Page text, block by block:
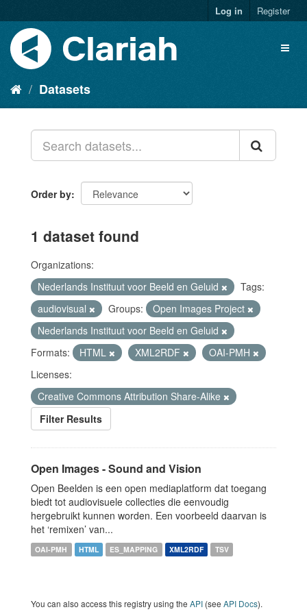
Log in Register
Datasets
Order by
1 dataset found
Organizations:
Nederlands Instituut voor Beeld en Geluid
Tags:
audiovisual
Groups:
Open Images Project
Nederlands Instituut voor Beeld en Geluid
Formats:
HTML XML2RDF
OAI-PMH
Licenses:
Creative Commons Attribution Share-Alike
Filter Results
Open Images - Sound and Vision
Open Beelden is een open mediaplatform dat toegang
biedt tot audiovisuele collecties die eenvoudig
hergebruikt kunnen worden. Een voorbeeld daarvan is
het ‘remixen’ van...
OAI-PMH HTML ES_MAPPING XML2RDF TSV
You can also access this registry using the API (see API Docs).